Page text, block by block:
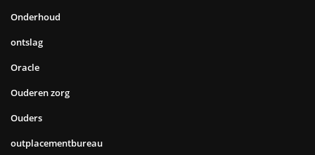
Onderhoud
ontslag
Oracle
Ouderen zorg
Ouders
outplacementbureau